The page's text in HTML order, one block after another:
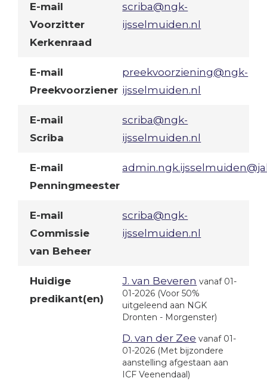
E-mail
Voorzitter
Kerkenraad
scriba@ngk-
ijsselmuiden.nl
E-mail
Preekvoorziener
preekvoorziening@ngk-
ijsselmuiden.nl
E-mail
Scriba
scriba@ngk-
ijsselmuiden.nl
E-mail
Penningmeester
E-mail
Commissie
van Beheer
scriba@ngk-
ijsselmuiden.nl
Huidige
predikant(en)
J. van Beveren vanaf 01-
01-2026 (Voor 50%
uitgeleend aan NGK
Dronten - Morgenster)
D. van der Zee vanaf 01-
01-2026 (Met bijzondere
aanstelling afgestaan aan
ICF Veenendaal)